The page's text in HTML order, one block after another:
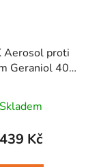
Aerosol proti
Geraniol 400
Skladem
439 Kč